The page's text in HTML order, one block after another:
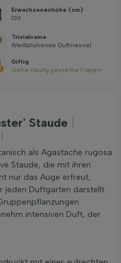
Erwachsenenhöhe (cm)
100
Trivialname
Weißblühende Duftnessel
Giftig
Siehe häufig gestellte Fragen
Staude
als Agastache rugosa
Staude, die mit ihren
nur das Auge erfreut,
jeden Duftgarten darstellt.
intensiven Duft, der